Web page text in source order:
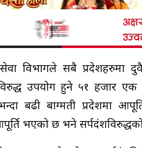
सेवा विभागले सबै प्रदेशहरुमा
उपयोग हुने ५१ हजार एक
बढी बाग्मती प्रदेशमा
भएको छ भने